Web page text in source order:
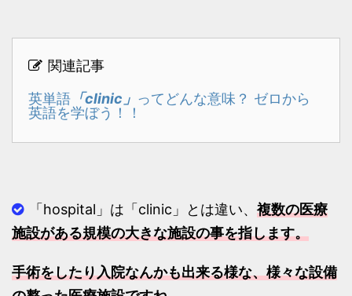
関連記事
英単語 「clinic」 ってどんな意味？ ゼロから
英語を学ぼう！！
「hospital」は「clinic」とは違い、 複数の医療
施設がある規模の大きな施設の事を指します。
手術をしたり入院なんかも出来る様な、様々な設備